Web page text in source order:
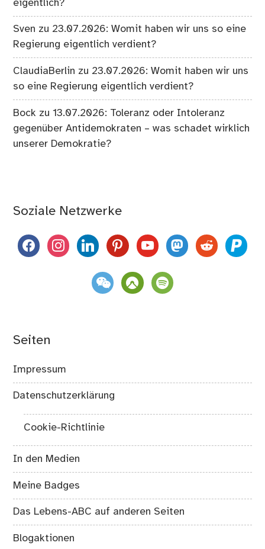
eigentlich?
Sven zu 23.07.2026: Womit haben wir uns so eine
Regierung eigentlich verdient?
ClaudiaBerlin zu 23.07.2026: Womit haben wir uns
so eine Regierung eigentlich verdient?
Bock zu13.07.2026: Toleranz oder Intoleranz
gegenüber Antidemokraten – was schadet wirklich
unserer Demokratie?
Soziale Netzwerke
facebookinstagramlinkedinpinterestyoutubemastodon
reddit paypal
weixin komootspotify
Seiten
Impressum
Datenschutzerklärung
Cookie-Richtlinie
In den Medien
Meine Badges
Das Lebens-ABC auf anderen Seiten
Blogaktionen